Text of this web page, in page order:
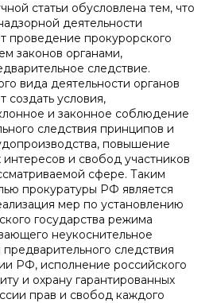
статьи обусловлена тем, что
деятельности
проведение прокурорского
законов органами,
следствие.
вида деятельности органов
создать условия,
и законное соблюдение
следствия принципов и
повышение
и свобод участников
сфере. Таким
прокуратуры РФ является
мер по установлению
государства режима
неукоснительное
следствия
РФ, исполнение российского
и охрану гарантированных
прав и свобод каждого